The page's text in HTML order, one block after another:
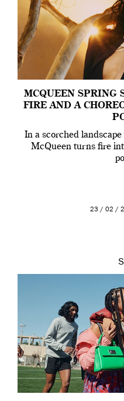
MCQUEEN SPRING
FIRE AND A
In a scorched
McQueen turns fire
23 / 02 /